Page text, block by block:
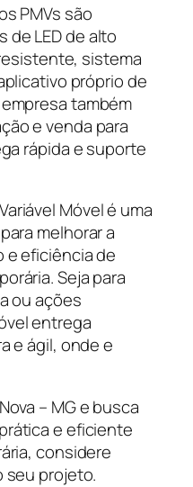
PMVs são
de LED de alto
sistema
próprio de
também
e venda para
rápida e suporte
Móvel é uma
melhorar a
e eficiência de
Seja para
ou ações
entrega
e ágil, onde e
– MG e busca
e eficiente
considere
seu projeto.